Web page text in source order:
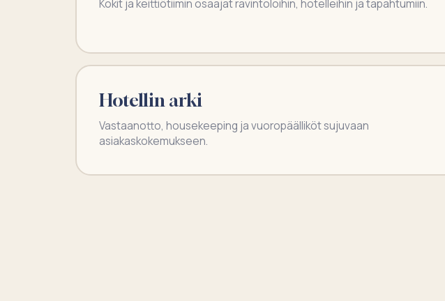
Kokit ja keittiötiimin osaajat ravintoloihin, hotelleihin ja tapahtumiin.
Hotellin arki
Vastaanotto, housekeeping ja vuoropäälliköt sujuvaan
asiakaskokemukseen.